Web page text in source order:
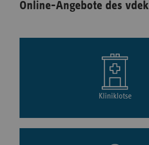
Online-Angebote des vdek
Kliniklotse